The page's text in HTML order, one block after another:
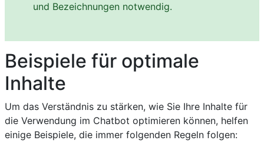
und Bezeichnungen notwendig.
Beispiele für optimale
Inhalte
Um das Verständnis zu stärken, wie Sie Ihre Inhalte für
die Verwendung im Chatbot optimieren können, helfen
einige Beispiele, die immer folgenden Regeln folgen: